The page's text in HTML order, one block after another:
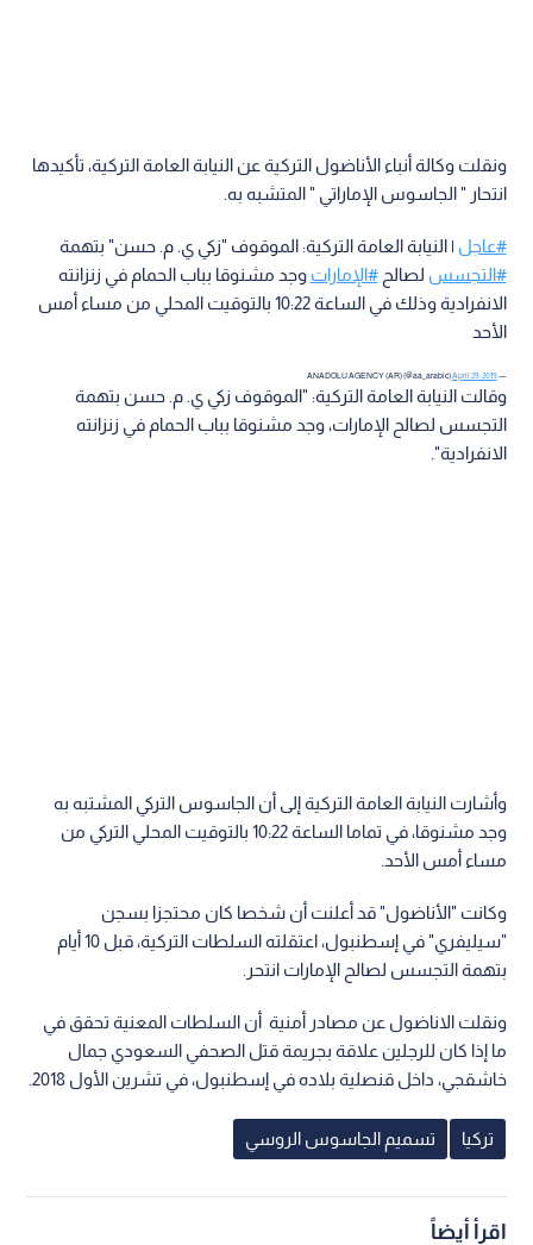
ونقلت وكالة أنباء الأناضول التركية عن النيابة العامة التركية، تأكيدها
انتحار " الجاسوس الإماراتي " المتشبه به.
#عاجل | النيابة العامة التركية: الموقوف "زكي ي. م. حسن" بتهمة
#التجسس لصالح#الإمارات وجد مشنوقا بباب الحمام في زنزانته
الانفرادية وذلك في الساعة 10:22 بالتوقيت المحلي من مساء أمس
الأحد
— ANADOLU AGENCY (AR) (@aa_arabic)
April 29, 2019
وقالت النيابة العامة التركية: "الموقوف زكي ي. م. حسن بتهمة
التجسس لصالح الإمارات، وجد مشنوقا بباب الحمام في زنزانته
الانفرادية".
وأشارت النيابة العامة التركية إلى أن الجاسوس التركي المشتبه به
وجد مشنوقا، في تماما الساعة 10:22 بالتوقيت المحلي التركي من
مساء أمس الأحد.
وكانت "الأناضول" قد أعلنت أن شخصا كان محتجزا بسجن
"سيليفري" في إسطنبول، اعتقلته السلطات التركية، قبل 10 أيام
بتهمة التجسس لصالح الإمارات انتحر.
ونقلت الاناضول عن مصادر أمنية أن السلطات المعنية تحقق في
ما إذا كان للرجلين علاقة بجريمة قتل الصحفي السعودي جمال
خاشقجي، داخل قنصلية بلاده في إسطنبول، في تشرين الأول 2018.
تركيا تسميم الجاسوس الروسي
اقرأ أيضاً